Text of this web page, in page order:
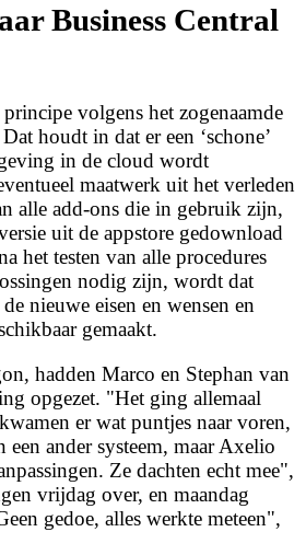
Business Central
volgens het zogenaamde
houdt in dat er een ‘schone’
in de cloud wordt
maatwerk uit het verleden
alle add-ons die in gebruik zijn,
uit de appstore gedownload
het testen van alle procedures
nodig zijn, wordt dat
nieuwe eisen en wensen en
gemaakt.
hadden Marco en Stephan van
opgezet. "Het ging allemaal
er wat puntjes naar voren,
een ander systeem, maar Axelio
Ze dachten echt mee",
vrijdag over, en maandag
gedoe, alles werkte meteen",